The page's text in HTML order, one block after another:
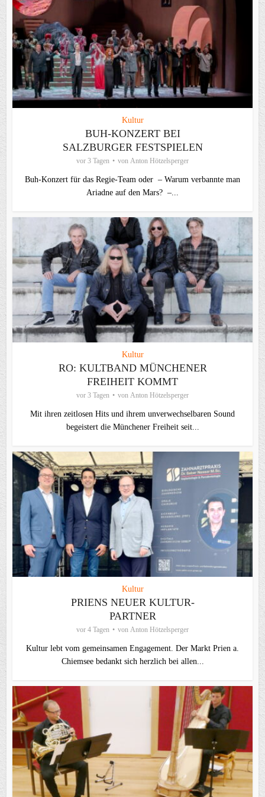
Kultur
BUH-KONZERT BEI
SALZBURGER FESTSPIELEN
vor 3 Tagen von Anton Hötzelsperger
Buh-Konzert für das Regie-Team oder – Warum verbannte man
Ariadne auf den Mars? –...
Kultur
RO: KULTBAND MÜNCHENER
FREIHEIT KOMMT
vor 3 Tagen von Anton Hötzelsperger
Mit ihren zeitlosen Hits und ihrem unverwechselbaren Sound
begeistert die Münchener Freiheit seit...
Kultur
PRIENS NEUER KULTUR-
PARTNER
vor 4 Tagen von Anton Hötzelsperger
Kultur lebt vom gemeinsamen Engagement. Der Markt Prien a.
Chiemsee bedankt sich herzlich bei allen...